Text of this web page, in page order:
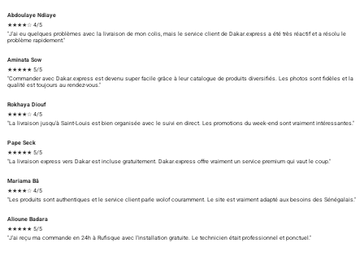
Abdoulaye Ndiaye
★★★★☆ 4/5
"J'ai eu quelques problèmes avec la livraison de mon colis, mais le service client de Dakar.express a été très réactif et a résolu le
problème rapidement."
Aminata Sow
★★★★★ 5/5
"Commander avec Dakar.express est devenu super facile grâce à leur catalogue de produits diversifiés. Les photos sont fidèles et la
qualité est toujours au rendez-vous."
Rokhaya Diouf
★★★★☆ 4/5
"La livraison jusqu'à Saint-Louis est bien organisée avec le suivi en direct. Les promotions du week-end sont vraiment intéressantes."
Pape Seck
★★★★★ 5/5
"La livraison express vers Dakar est incluse gratuitement. Dakar.express offre vraiment un service premium qui vaut le coup."
Mariama Bâ
★★★★☆ 4/5
"Les produits sont authentiques et le service client parle wolof couramment. Le site est vraiment adapté aux besoins des Sénégalais."
Alioune Badara
★★★★★ 5/5
"J'ai reçu ma commande en 24h à Rufisque avec l'installation gratuite. Le technicien était professionnel et ponctuel."